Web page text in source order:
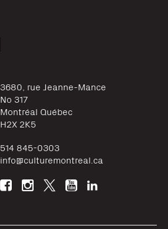
3680, rue Jeanne-Mance
No 317
Montréal Québec
H2X 2K5
514 845-0303
info@culturemontreal.ca